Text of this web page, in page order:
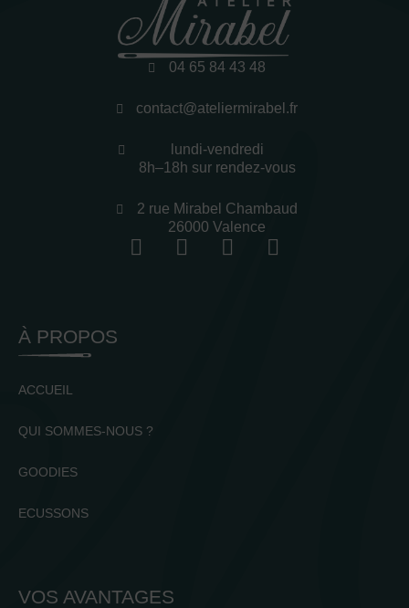
04 65 84 43 48
contact@ateliermirabel.fr
lundi-vendredi
8h–18h sur rendez-vous
2 rue Mirabel Chambaud
26000 Valence
À PROPOS
ACCUEIL
QUI SOMMES-NOUS ?
GOODIES
ECUSSONS
VOS AVANTAGES